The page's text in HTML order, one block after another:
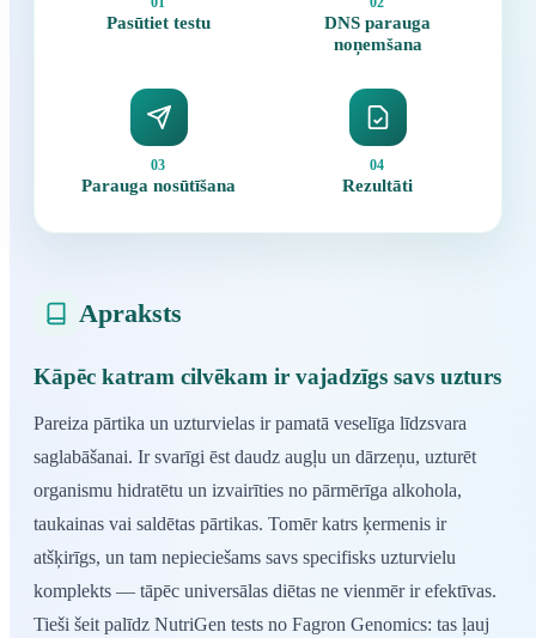
Pasūtiet testu
DNS parauga
noņemšana
03
Parauga nosūtīšana
04
Rezultāti
Apraksts
Kāpēc katram cilvēkam ir vajadzīgs savs uzturs
Pareiza pārtika un uzturvielas ir pamatā veselīga līdzsvara
saglabāšanai. Ir svarīgi ēst daudz augļu un dārzeņu, uzturēt
organismu hidratētu un izvairīties no pārmērīga alkohola,
taukainas vai saldētas pārtikas. Tomēr katrs ķermenis ir
atšķirīgs, un tam nepieciešams savs specifisks uzturvielu
komplekts — tāpēc universālas diētas ne vienmēr ir efektīvas.
Tieši šeit palīdz NutriGen tests no Fagron Genomics: tas ļauj